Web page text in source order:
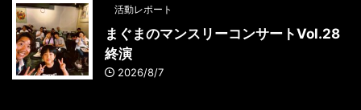
活動レポート
まぐまのマンスリーコンサートVol.28
終演
2026/8/7